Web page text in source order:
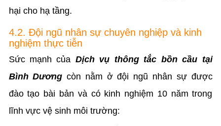
hại cho hạ tầng.
4.2. Đội ngũ nhân sự chuyên nghiệp và kinh
nghiệm thực tiễn
Sức mạnh của Dịch vụ thông tắc bồn cầu tại
Bình Dương còn nằm ở đội ngũ nhân sự được
đào tạo bài bản và có kinh nghiệm 10 năm trong
lĩnh vực vệ sinh môi trường: